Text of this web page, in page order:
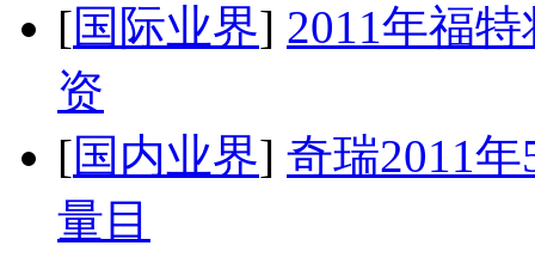
[国际业界] 2011年福
资
[国内业界] 奇瑞2011
量目